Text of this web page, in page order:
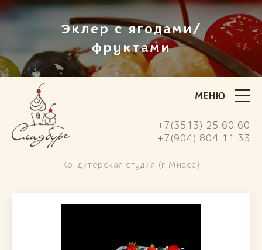
Эклер с ягодами/
фруктами
МЕНЮ
Кондитерская студия (г.Миасс)
+7(3513) 25 60 60
+7(904) 804 11 33